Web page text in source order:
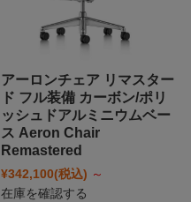
アーロンチェア リマスター
ド フル装備 カーボン/ポリ
ッシュドアルミニウムベー
ス Aeron Chair
Remastered
¥342,100(税込) ～
在庫を確認する